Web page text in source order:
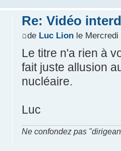
Re: Vidéo
de Luc Lionle Mercredi
Le titre n'a rien à
fait juste allusion
nucléaire.
Luc
Ne confondez pas